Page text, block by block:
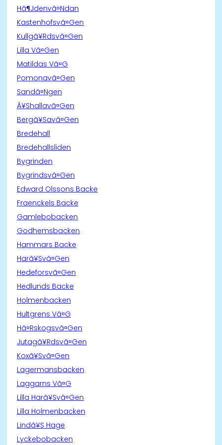
Hã¶Jdenvã¤Ndan
Kastenhofsvã¤Gen
Kullgã¥Rdsvã¤Gen
Lilla Vã¤Gen
Matildas Vã¤G
Pomonavã¤Gen
Sandã¤Ngen
Ã¥Shallavã¤Gen
Bergã¥Savã¤Gen
Bredehall
Bredehallsliden
Bygrinden
Bygrindsvã¤Gen
Edward Olssons Backe
Fraenckels Backe
Gamlebobacken
Godhemsbacken
Hammars Backe
Harã¥Svã¤Gen
Hedeforsvã¤Gen
Hedlunds Backe
Holmenbacken
Hultgrens Vã¤G
Hã¤Rskogsvã¤Gen
Jutagã¥Rdsvã¤Gen
Koxã¥Svã¤Gen
Lagermansbacken
Laggarns Vã¤G
Lilla Harã¥Svã¤Gen
Lilla Holmenbacken
Lindã¥S Hage
Lyckebobacken